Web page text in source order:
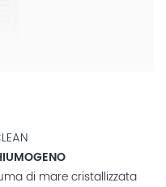
di mare cristallizzata